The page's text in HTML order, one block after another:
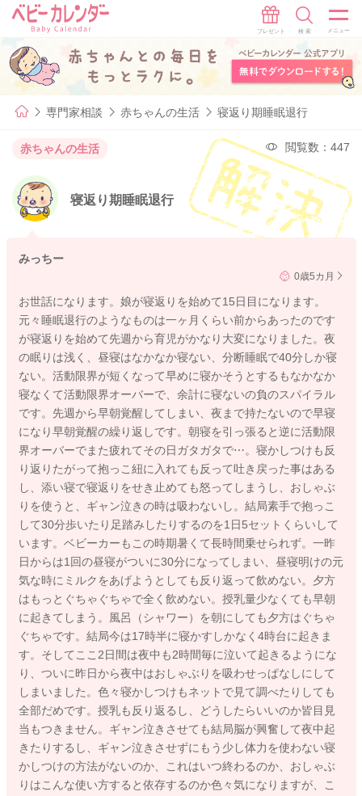
専門家相談 赤ちゃんの生活 寝返り期睡眠退行
赤ちゃんの生活 閲覧数：447
寝返り期睡眠退行
みっちー
0歳5カ月
お世話になります。娘が寝返りを始めて15日目になります。
元々睡眠退行のようなものは一ヶ月くらい前からあったのです
が寝返りを始めて先週から育児がかなり大変になりました。夜
の眠りは浅く、昼寝はなかなか寝ない、分断睡眠で40分しか寝
ない。活動限界が短くなって早めに寝かそうとするもなかなか
寝なくて活動限界オーバーで、余計に寝ないの負のスパイラル
です。先週から早朝覚醒してしまい、夜まで持たないので早寝
になり早朝覚醒の繰り返しです。朝寝を引っ張ると逆に活動限
界オーバーでまた疲れてその日ガタガタで⋯。寝かしつけも反
り返りたがって抱っこ紐に入れても反って吐き戻った事はある
し、添い寝で寝返りをせき止めても怒ってしまうし、おしゃぶ
りを使うと、ギャン泣きの時は吸わないし。結局素手で抱っこ
して30分歩いたり足踏みしたりするのを1日5セットくらいして
います。ベビーカーもこの時期暑くて長時間乗せられず。一昨
日からは1回の昼寝がついに30分になってしまい、昼寝明けの元
気な時にミルクをあげようとしても反り返って飲めない。夕方
はもっとぐちゃぐちゃで全く飲めない。授乳量少なくても早朝
に起きてしまう。風呂（シャワー）を朝にしても夕方はぐちゃ
ぐちゃです。結局今は17時半に寝かすしかなく4時台に起きま
す。そしてここ2日間は夜中も2時間毎に泣いて起きるようにな
り、ついに昨日から夜中はおしゃぶりを吸わせっぱなしにして
しまいました。色々寝かしつけもネットで見て調べたりしても
全部だめです。授乳も反り返るし、どうしたらいいのか皆目見
当もつきません。ギャン泣きさせても結局脳が興奮して夜中起
きたりするし、ギャン泣きさせずにもう少し体力を使わない寝
かしつけの方法がないのか、これはいつ終わるのか、おしゃぶ
りはこんな使い方すると依存するのか色々気になりますが、こ